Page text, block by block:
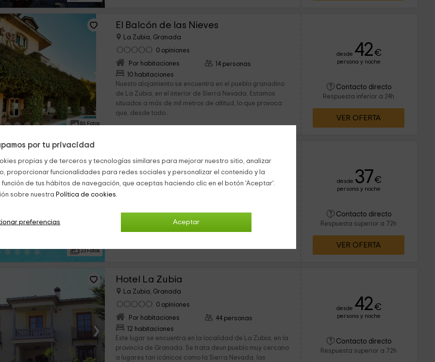
por tu privacidad
propias y de terceros y tecnologías similares para mejorar nuestro sitio, analizar
proporcionar funcionalidades para redes sociales y personalizar el contenido y la
de tus hábitos de navegación, que aceptas haciendo clic en el botón 'Aceptar'.
sobre nuestra Política de cookies.
Aceptar
preferencias
›
86 Fotos
El Balcón de las Nieves
La Zubia, Granada
0 opiniones
Por habitaciones
10 habitaciones
14 personas
Nuesto alojamiento se encuentra en el pueblo granadino
de La Zubia, en el interior de Sierra Nevada. Estamos
situados a más de mil metros de altitud, lo que provoca
que, desde todo...
desde 42€
persona y noche
Contacto directo
Respuesta inferior a 24h
VER OFERTA
›
23 Fotos
La Zubia, Granada
0 opiniones
Nuestra casa rural situada en la localidad de La Zubia,
provincia de Granada, posibilita la opción de ser
arrendada por completo o, en caso contrario, por
desde 37€
persona y noche
Contacto directo
Respuesta superior a 72h
VER OFERTA
›
Hotel La Zubia
La Zubia, Granada
0 opiniones
Por habitaciones
12 habitaciones
44 personas
Este lugar se encuentra en la localidad de La Zubia, en la
provincia de Granada. Se trata deun pueblo muy cercano
a lugares tan icónicos como la Sierra Nevada, las
desde 42€
persona y noche
Contacto directo
Respuesta superior a 72h